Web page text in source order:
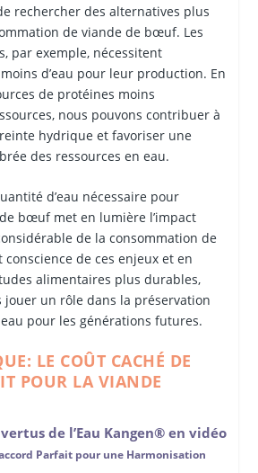
rechercher des alternatives plus
de viande de bœuf. Les
par exemple, nécessitent
d’eau pour leur production. En
de protéines moins
nous pouvons contribuer à
hydrique et favoriser une
des ressources en eau.
d’eau nécessaire pour
bœuf met en lumière l’impact
de la consommation de
de ces enjeux et en
alimentaires plus durables,
jouer un rôle dans la préservation
pour les générations futures.
LE COÛT CACHÉ DE
POUR LA VIANDE
de l’Eau Kangen® en vidéo
Parfait pour une Harmonisation